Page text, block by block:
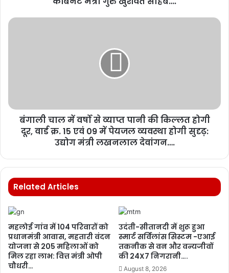
बंगाली चाल में वर्षो से व्याप्त पानी की किल्लत होगी
दूर, वार्ड क्र. 15 एवं 09 में पेयजल व्यवस्था होगी सुदृढ़:
उद्योग मंत्री लखनलाल देवांगन….
Related Articles
महलोई गांव में 104 परिवारों को
प्रधानमंत्री आवास, महतारी वंदन
योजना से 205 महिलाओं को
मिल रहा लाभ: वित्त मंत्री ओपी
चौधरी…
उदंती-सीतानदी में शुरू हुआ
स्मार्ट सर्विलांस सिस्टम -एआई
तकनीक से वन और वन्यजीवों
की 24X7 निगरानी….
August 8, 2026